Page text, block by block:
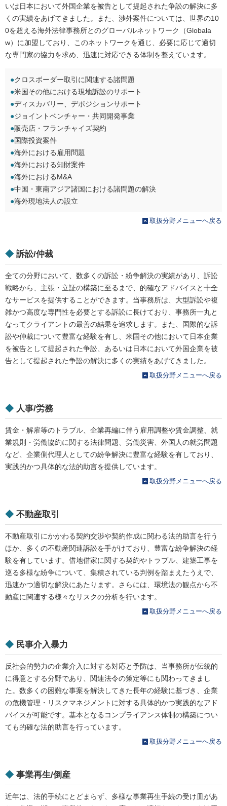
いは日本において外国企業を被告として提起された争訟の解決に多
くの実績をあげてきました。また、渉外案件については、世界の10
0を超える海外法律事務所とのグローバルネットワーク（Globala
w）に加盟しており、このネットワークを通じ、必要に応じて適切
な専門家の協力を求め、迅速に対応できる体制を整えています。
●クロスボーダー取引に関連する諸問題
●米国その他における現地訴訟のサポート
●ディスカバリー、デポジションサポート
●ジョイントベンチャー・共同開発事業
●販売店・フランチャイズ契約
●国際投資案件
●海外における雇用問題
●海外における知財案件
●海外におけるM&A
●中国・東南アジア諸国における諸問題の解決
●海外現地法人の設立
取扱分野メニューへ戻る
◆ 訴訟/仲裁
全ての分野において、数多くの訴訟・紛争解決の実績があり、訴訟
戦略から、主張・立証の構築に至るまで、的確なアドバイスと十全
なサービスを提供することができます。当事務所は、大型訴訟や複
雑かつ高度な専門性を必要とする訴訟に長けており、事務所一丸と
なってクライアントの最善の結果を追求します。また、国際的な訴
訟や仲裁について豊富な経験を有し、米国その他において日本企業
を被告として提起された争訟、あるいは日本において外国企業を被
告として提起された争訟の解決に多くの実績をあげてきました。
取扱分野メニューへ戻る
◆ 人事/労務
賃金・解雇等のトラブル、企業再編に伴う雇用調整や賃金調整、就
業規則・労働協約に関する法律問題、労働災害、外国人の就労問題
など、企業側代理人としての紛争解決に豊富な経験を有しており、
実践的かつ具体的な法的助言を提供しています。
取扱分野メニューへ戻る
◆ 不動産取引
不動産取引にかかわる契約交渉や契約作成に関わる法的助言を行う
ほか、多くの不動産関連訴訟を手がけており、豊富な紛争解決の経
験を有しています。借地借家に関する契約やトラブル、建築工事を
巡る多様な紛争について、集積されている判例を踏まえたうえで、
迅速かつ適切な解決にあたります。さらには、環境法の観点から不
動産に関連する様々なリスクの分析を行います。
取扱分野メニューへ戻る
◆ 民事介入暴力
反社会的勢力の企業介入に対する対応と予防は、当事務所が伝統的
に得意とする分野であり、関連法令の策定等にも関わってきまし
た。数多くの困難な事案を解決してきた長年の経験に基づき、企業
の危機管理・リスクマネジメントに対する具体的かつ実践的なアド
バイスが可能です。基本となるコンプライアンス体制の構築につい
ても的確な法的助言を行っています。
取扱分野メニューへ戻る
◆ 事業再生/倒産
近年は、法的手続にとどまらず、多様な事業再生手続の受け皿があ